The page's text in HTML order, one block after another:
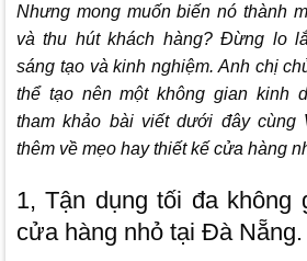
Nhưng mong muốn biến nó thành
và thu hút khách hàng? Đừng lo
sáng tạo và kinh nghiệm. Anh chị
thể tạo nên một không gian kinh
tham khảo bài viết dưới đây cùng
thêm về mẹo hay thiết kế cửa hàng
1, Tận dụng tối đa không
cửa hàng nhỏ tại Đà Nẵng.